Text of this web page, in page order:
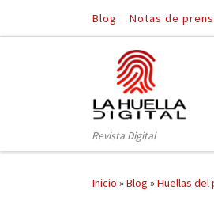
Saltar al contenido
Blog Notas de
Revista Digital
Inicio »Blog »Huellas del